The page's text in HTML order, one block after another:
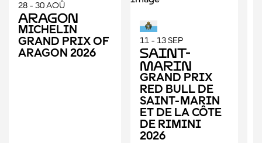
28 - 30 AOÛ
Aragon
MICHELIN
GRAND PRIX OF
ARAGON 2026
11 - 13 SEP
Saint-
Marin
GRAND PRIX
RED BULL DE
SAINT-MARIN
ET DE LA CÔTE
DE RIMINI
2026